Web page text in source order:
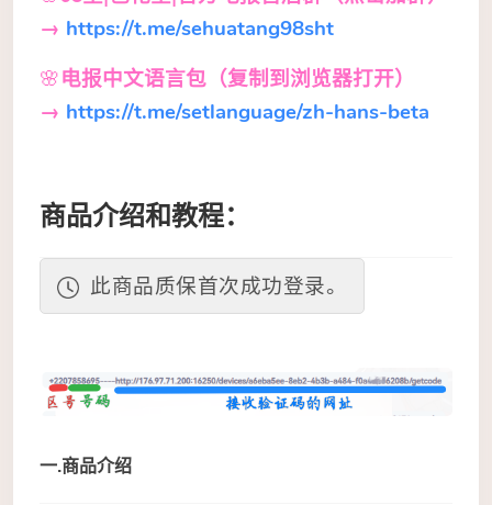
→ https://t.me/sehuatang98sht
🌸电报中文语言包 （复制到浏览器打开）
→ https://t.me/setlanguage/zh-hans-beta
商品介绍和教程：
此商品质保首次成功登录。
一.商品介绍